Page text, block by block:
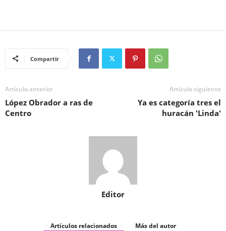
Compartir
Artículo anterior
López Obrador a ras de
Centro
Artículo siguiente
Ya es categoría tres el
huracán 'Linda'
Editor
Artículos relacionados Más del autor